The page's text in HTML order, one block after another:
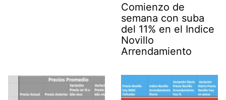
Comienzo de
semana con suba
del 11% en el Indice
Novillo
Arrendamiento